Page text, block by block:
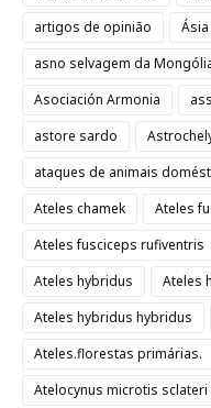
artigos de opinião
asno selvagem da
Asociación Armonia
astore sardo
ataques de animais
Ateles chamek
Ateles
Ateles fusciceps rufiventris
Ateles hybridus
Ateles
Ateles hybridus hybridus
Ateles.florestas primárias.
Atelocynus microtis sclateri